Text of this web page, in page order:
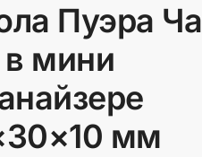
Пуэра Ча
в мини
мм